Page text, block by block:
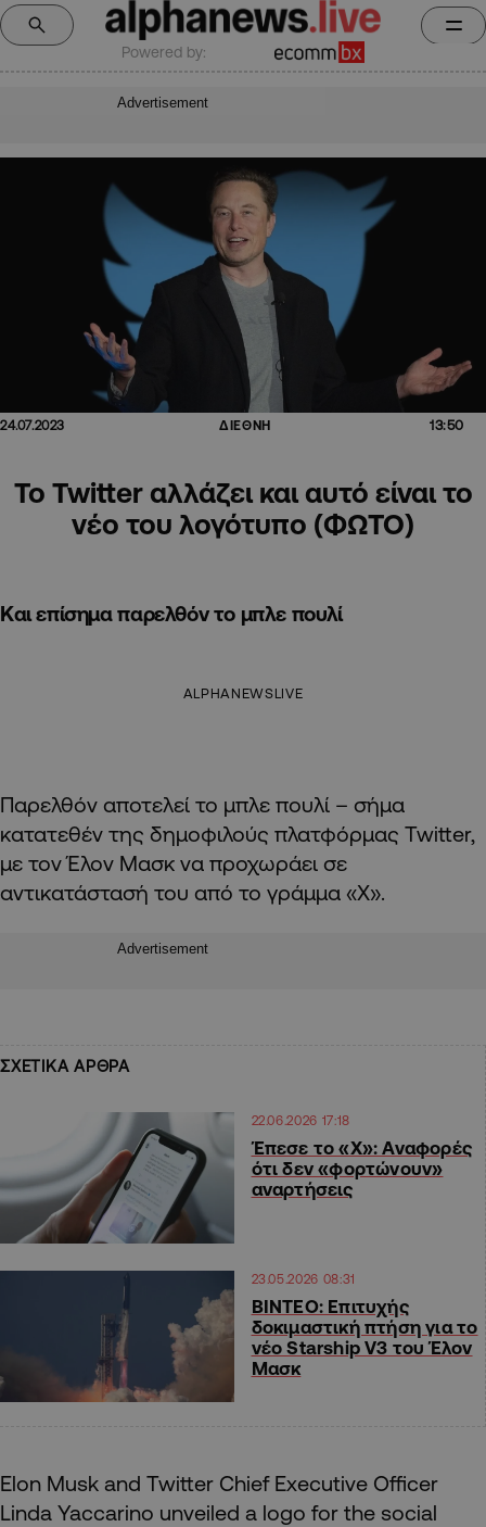
Powered by:
Advertisement
24.07.2023 ΔΙΕΘΝΗ 13:50
Το Twitter αλλάζει και αυτό είναι το
νέο του λογότυπο (ΦΩΤΟ)
Και επίσημα παρελθόν το μπλε πουλί
ALPHANEWSLIVE
Παρελθόν αποτελεί το μπλε πουλί – σήμα
κατατεθέν της δημοφιλούς πλατφόρμας Twitter,
με τον Έλον Μασκ να προχωράει σε
αντικατάστασή του από το γράμμα «Χ».
Advertisement
ΣΧΕΤΙΚΑ ΑΡΘΡΑ
22.06.2026 17:18
Έπεσε το «Χ»: Αναφορές
ότι δεν «φορτώνουν»
αναρτήσεις
23.05.2026 08:31
ΒΙΝΤΕΟ: Επιτυχής
δοκιμαστική πτήση για το
νέο Starship V3 του Έλον
Μασκ
Elon Musk and Twitter Chief Executive Officer
Linda Yaccarino unveiled a logo for the social